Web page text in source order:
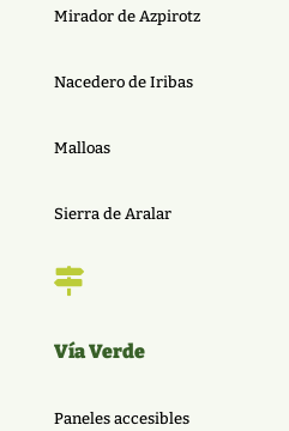
Mirador de Azpirotz
Nacedero de Iribas
Malloas
Sierra de Aralar

Vía Verde
Paneles accesibles